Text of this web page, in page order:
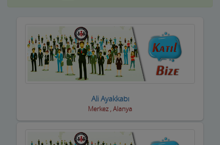
Asansörcüler
Av Malzemeleri
Avukatlar ve Hukuk Büroları
Ayakkabıcılar ve Çantacılar
Balık Evi Restaurant
Ali Ayakkabı
Merkez , Alanya